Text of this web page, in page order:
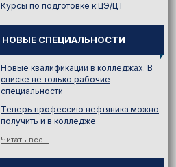
Курсы по подготовке к ЦЭ/ЦТ
НОВЫЕ СПЕЦИАЛЬНОСТИ
Новые квалификации в колледжах. В
списке не только рабочие
специальности
Теперь профессию нефтяника можно
получить и в колледже
Читать все...